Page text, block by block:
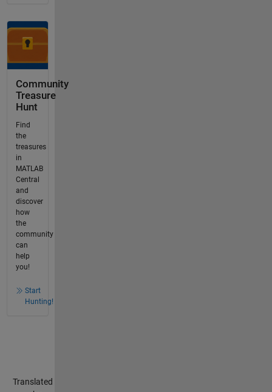
Community
Treasure
Hunt
Find
the
treasures
in
MATLAB
Central
and
discover
how
the
community
can
help
you!
Start
Hunting!
Translated